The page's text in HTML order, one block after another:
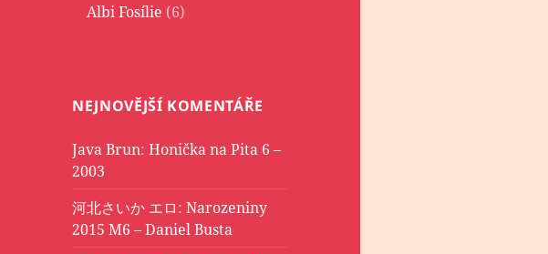
Albi Fosílie (6)
NEJNOVĚJŠÍ KOMENTÁŘE
Java Brun:Honička na Pita 6 –
2003
河北さいか エロ:Narozeniny
2015 M6 – Daniel Busta